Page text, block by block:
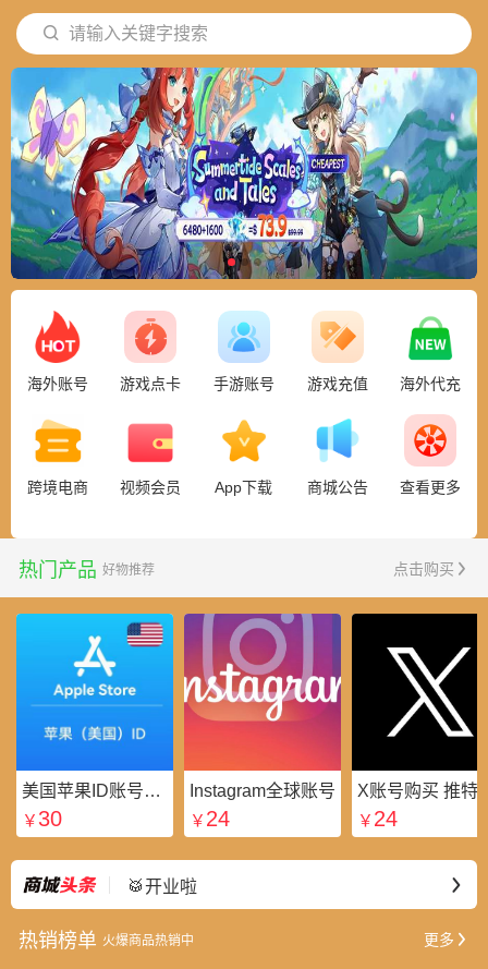
请输入关键字搜索
海外账号 游戏点卡 手游账号 游戏充值 海外代充
跨境电商 视频会员 App下载 商城公告 查看更多
热门产品 好物推荐 点击购买
美国苹果ID账号_美区Apple ID账号_外国苹果ID账号购买批发平台
￥ 30
Instagram全球账号
￥ 24
￥ 24
最新 ⭐好礼不断
🥁开业啦
热销榜单 火爆商品热销中 更多